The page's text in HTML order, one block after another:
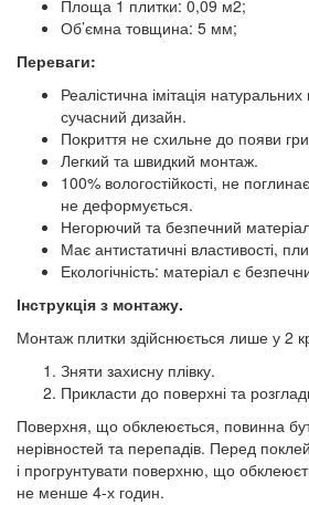
Площа 1 плитки: 0,09 м2;
Об’ємна товщина: 5 мм;
Переваги:
Реалістична імітація
сучасний дизайн.
Покриття не схильне до появи
Легкий та швидкий монтаж.
100% вологостійкості, не
не деформується.
Негорючий та безпечний
Має антистатичні властивості,
Екологічність: матеріал є
Інструкція з монтажу.
Монтаж плитки здійснюється лише у 2
Зняти захисну плівку.
Прикласти до поверхні та
Поверхня, що обклеюється, повинна
нерівностей та перепадів. Перед
і прогрунтувати поверхню, що
не менше 4-х годин.